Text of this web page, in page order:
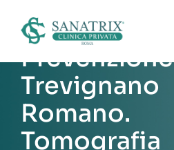
content
Prevenzione
Trevignano
Romano.
Tomografia